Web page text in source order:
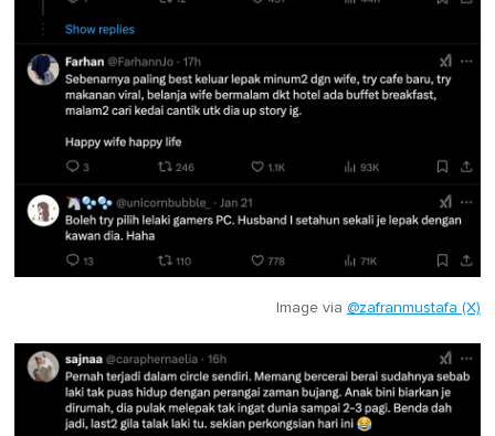
Image via @zafranmustafa (X)